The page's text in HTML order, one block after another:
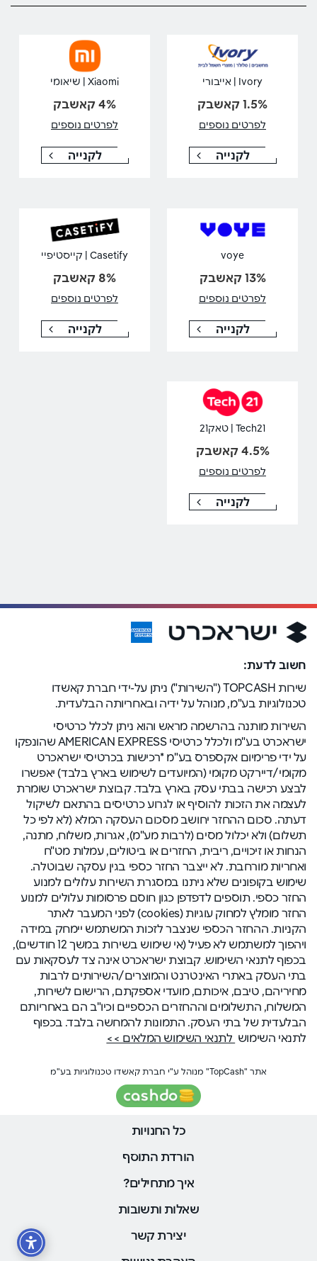
Ivory | אייבורי
1.5% קאשבק
לפרטים נוספים
לקנייה
Xiaomi | שיאומי
4% קאשבק
לפרטים נוספים
לקנייה
voye
13% קאשבק
לפרטים נוספים
לקנייה
Casetify | קייסטיפיי
8% קאשבק
לפרטים נוספים
לקנייה
Tech21 | טאק21
4.5% קאשבק
לפרטים נוספים
לקנייה
חשוב לדעת:
שירות TOPCASH ("השירות") ניתן על-ידי חברת קאשדו
טכנולוגיות בע"מ, מנוהל על ידיה ובאחריותה הבלעדית.
השירות מותנה בהרשמה מראש והוא ניתן לכלל כרטיסי
ישראכרט בע"מ ולכלל כרטיסי AMERICAN EXPRESS שהונפקו
על ידי פרימיום אקספרס בע"מ *רכישות בכרטיסי ישראכרט
מקומי/דיירקט מקומי (המיועדים לשימוש בארץ בלבד) יאפשרו
לבצע רכישה בבתי עסק בארץ בלבד. קבוצת ישראכרט שומרת
לעצמה את הזכות להוסיף או לגרוע כרטיסים בהתאם לשיקול
דעתה. סכום ההחזר יחושב מסכום העסקה המלא (לא לפי כל
תשלום) ולא יכלול מסים (לרבות מע"מ), אגרות, משלוח, מתנה,
הנחות או זיכויים, ריבית, החזרים או ביטולים, עמלות מט"ח
ואחריות מורחבת. לא ייצבר החזר כספי בגין עסקה שבוטלה.
שימוש בקופונים שלא ניתנו במסגרת השירות עלולים למנוע
החזר כספי. תוספים לדפדפן כגון חוסם פרסומות עלולים למנוע
החזר מומלץ למחוק עוגיות (cookies) לפני המעבר לאתר
הקניות. ההחזר הכספי שנצבר לזכות המשתמש יימחק במידה
ויהפוך למשתמש לא פעיל (אי שימוש בשירות במשך 12 חודשים),
בכפוף לתנאי השימוש. קבוצת ישראכרט אינה צד לעסקאות עם
בתי העסק באתרי האינטרנט והמוצרים/השירותים לרבות
מחיריהם, טיבם, איכותם, מועדי אספקתם, הרישום לשירות,
המשלוח, התשלומים וההחזרים הכספיים וכיו"ב הם באחריותם
הבלעדית של בתי העסק. התמונות להמחשה בלבד. בכפוף
לתנאי השימוש לתנאי השימוש המלאים >>
אתר "TopCash" מנוהל ע"י חברת קאשדו טכנולוגיות בע"מ
כל החנויות
הורדת התוסף
איך מתחילים?
שאלות ותשובות
יצירת קשר